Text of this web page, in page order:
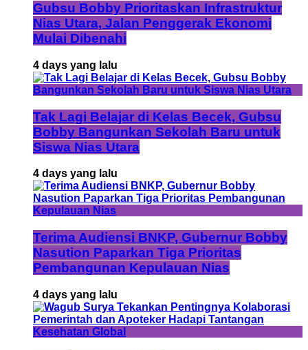
Gubsu Bobby Prioritaskan Infrastruktur
Nias Utara, Jalan Penggerak Ekonomi
Mulai Dibenahi
4 days yang lalu
Tak Lagi Belajar di Kelas Becek, Gubsu
Bobby Bangunkan Sekolah Baru untuk
Siswa Nias Utara
4 days yang lalu
Terima Audiensi BNKP, Gubernur Bobby
Nasution Paparkan Tiga Prioritas
Pembangunan Kepulauan Nias
4 days yang lalu